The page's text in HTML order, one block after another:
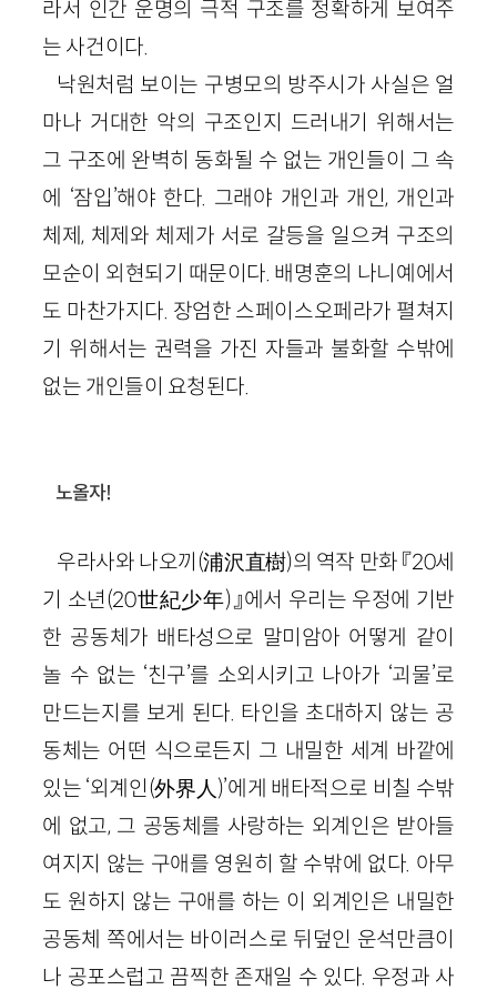
라서 인간 운명의 극적 구조를 정확하게 보여주
는 사건이다.
낙원처럼 보이는 구병모의 방주시가 사실은 얼
마나 거대한 악의 구조인지 드러내기 위해서는
그 구조에 완벽히 동화될 수 없는 개인들이 그 속
에 ‘잠입’해야 한다. 그래야 개인과 개인, 개인과
체제, 체제와 체제가 서로 갈등을 일으켜 구조의
모순이 외현되기 때문이다. 배명훈의 나니예에서
도 마찬가지다. 장엄한 스페이스오페라가 펼쳐지
기 위해서는 권력을 가진 자들과 불화할 수밖에
없는 개인들이 요청된다.
노올자!
우라사와 나오끼 (浦沢直樹)의 역작 만화 『20세
기 소년(20世紀少年)』에서 우리는 우정에 기반
한 공동체가 배타성으로 말미암아 어떻게 같이
놀 수 없는 ‘친구’를 소외시키고 나아가 ‘괴물’로
만드는지를 보게 된다. 타인을 초대하지 않는 공
동체는 어떤 식으로든지 그 내밀한 세계 바깥에
있는 ‘외계인(外界人)’에게 배타적으로 비칠 수밖
에 없고, 그 공동체를 사랑하는 외계인은 받아들
여지지 않는 구애를 영원히 할 수밖에 없다. 아무
도 원하지 않는 구애를 하는 이 외계인은 내밀한
공동체 쪽에서는 바이러스로 뒤덮인 운석만큼이
나 공포스럽고 끔찍한 존재일 수 있다. 우정과 사